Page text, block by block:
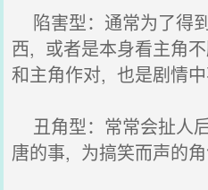
陷害型：通常为了得
西, 或者是本身看主角
和主角作对, 也是剧情
丑角型：常常会扯人
唐的事, 为搞笑而声的